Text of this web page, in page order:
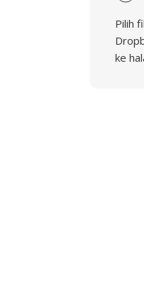
Pilih
ke